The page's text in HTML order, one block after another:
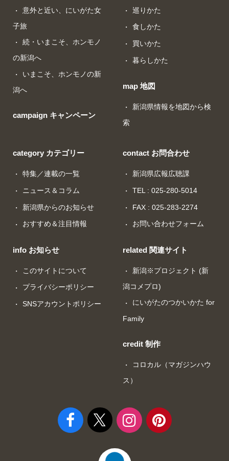
意外と近い、にいがた女
子旅
続・いまこそ、ホンモノ
の新潟へ
いまこそ、ホンモノの新
潟へ
campaign キャンペーン
巡りかた
食しかた
買いかた
暮らしかた
map 地図
新潟県情報を地図から検
索
category カテゴリー
特集／連載の一覧
ニュース＆コラム
新潟県からのお知らせ
おすすめ＆注目情報
info お知らせ
このサイトについて
プライバシーポリシー
SNSアカウントポリシー
contact お問合わせ
新潟県広報広聴課
TEL : 025-280-5014
FAX : 025-283-2274
お問い合わせフォーム
related 関連サイト
新潟※プロジェクト (新
潟コメプロ)
にいがたのつかいかた for
Family
credit 制作
コロカル（マガジンハウ
ス）